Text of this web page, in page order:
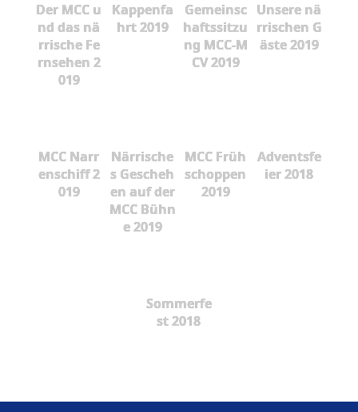
Der MCC u
nd das nä
rrische Fe
rnsehen 2
019
Kappenfa
hrt 2019
Gemeinsc
haftssitzu
ng MCC-M
CV 2019
Unsere nä
rrischen G
äste 2019
MCC Narr
enschiff 2
019
Närrische
s Gescheh
en auf der
MCC Bühn
e 2019
MCC Früh
schoppen
2019
Adventsfe
ier 2018
Sommerfe
st 2018